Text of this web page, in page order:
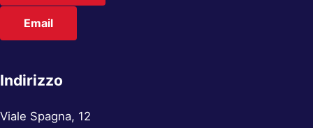
Email
Indirizzo
Viale Spagna, 12